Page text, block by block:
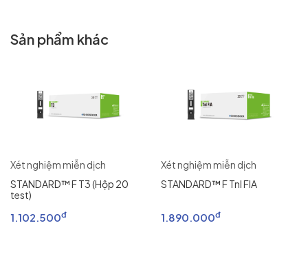
Sản phẩm khác
Xét nghiệm miễn dịch
STANDARD™ F T3 (Hộp 20
test)
1.102.500đ
Xét nghiệm miễn dịch
STANDARD™ F Tnl FIA
1.890.000đ